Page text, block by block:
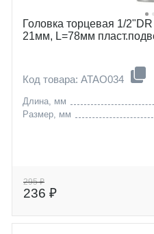
Головка торцевая 1/
21мм, L=78мм
Код товара: ATAO034
Длина, мм
Размер, мм
295 ₽
236 ₽